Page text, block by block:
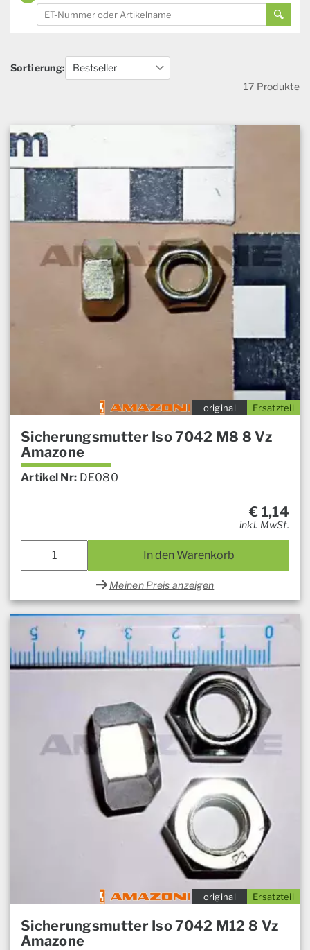
Sortierung:
17 Produkte
Ersatzteil
original
Sicherungsmutter Iso 7042 M8 8 Vz
Amazone
Artikel Nr: DE080
€ 1,14
inkl. MwSt.
In den Warenkorb
Meinen Preis anzeigen
Ersatzteil
original
Sicherungsmutter Iso 7042 M12 8 Vz
Amazone